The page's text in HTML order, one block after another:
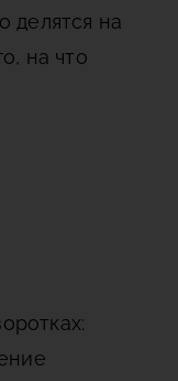
делятся на
на что